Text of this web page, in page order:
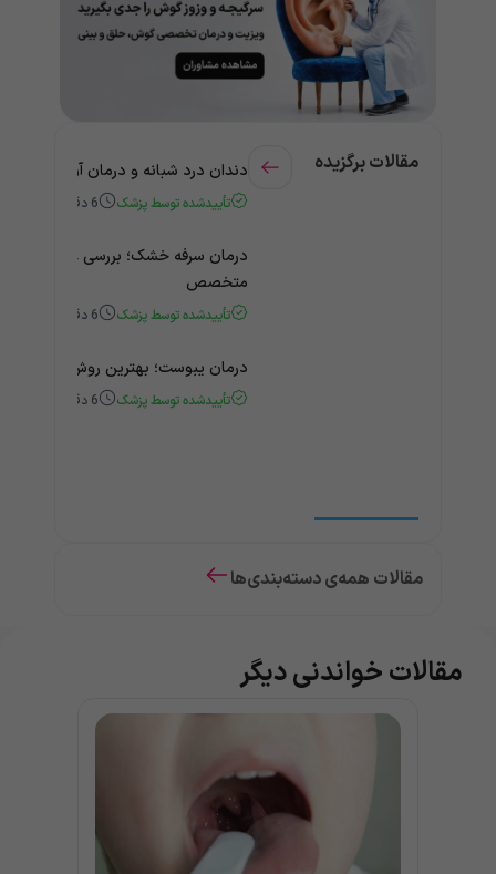
مقالات برگزیده دندان درد شبانه و درمان آن +
تأییدشده توسط پزشک 6 دقیقه
درمان سرفه خشک؛ بررسی علت و
متخصص
تأییدشده توسط پزشک 6 دقیقه
درمان یبوست؛ بهترین روش‌های
تأییدشده توسط پزشک 6 دقیقه
مقالات همه‌ی دسته‌بندی‌ها
مقالات خواندنی دیگر